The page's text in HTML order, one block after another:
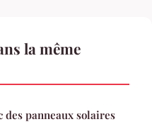
la même
panneaux solaires